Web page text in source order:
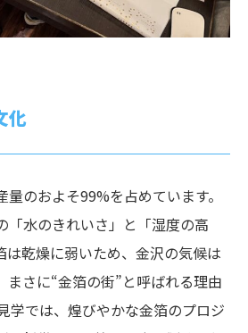
化
のおよそ99%を占めています。
「水のきれいさ」と「湿度の高
は乾燥に弱いため、金沢の気候は
まさに“金箔の街”と呼ばれる理由
学では、煌びやかな金箔のプロジ